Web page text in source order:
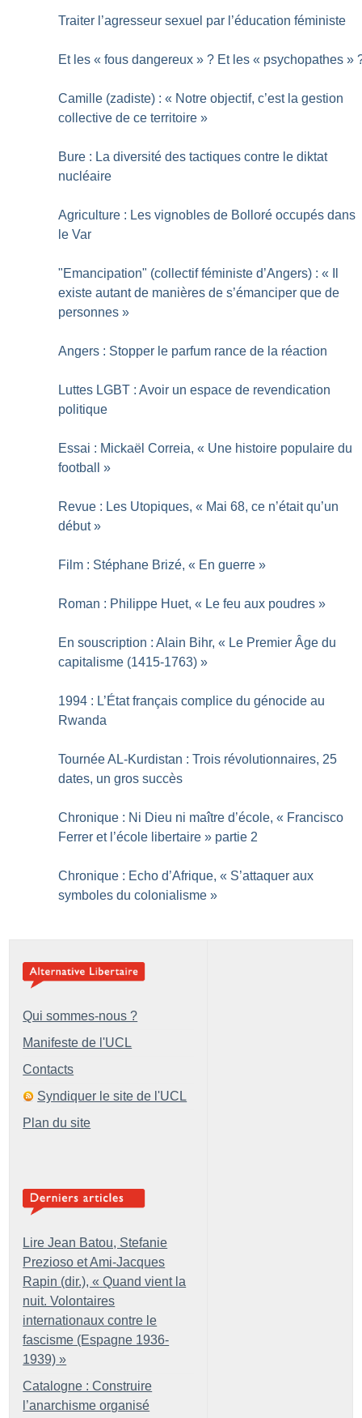
Traiter l’agresseur sexuel par l’éducation féministe
Et les « fous dangereux » ? Et les « psychopathes »
Camille (zadiste) : « Notre objectif, c’est la gestion
collective de ce territoire »
Bure : La diversité des tactiques contre le diktat
nucléaire
Agriculture : Les vignobles de Bolloré occupés dans
le Var
"Emancipation" (collectif féministe d’Angers) : «
existe autant de manières de s’émanciper que de
personnes »
Angers : Stopper le parfum rance de la réaction
Luttes LGBT : Avoir un espace de revendication
politique
Essai : Mickaël Correia, « Une histoire populaire du
football
»
Revue : Les Utopiques, « Mai 68, ce n’était qu’un
début »
Film : Stéphane Brizé, « En guerre »
Roman : Philippe Huet, « Le feu aux poudres »
En souscription : Alain Bihr, « Le Premier Âge du
capitalisme (1415-1763) »
1994 : L’État français complice du génocide au
Rwanda
Tournée AL-Kurdistan : Trois révolutionnaires, 25
dates, un gros succès
Chronique : Ni Dieu ni maître d’école, « Francisco
Ferrer et l’école libertaire » partie 2
Chronique : Echo d’Afrique, « S’attaquer aux
symboles du colonialisme »
Qui sommes-nous ?
Manifeste de l'UCL
Contacts
Syndiquer le site de l'UCL
Plan du site
Lire Jean Batou, Stefanie
Prezioso et Ami-Jacques
Rapin (dir.), « Quand vient la
nuit. Volontaires
internationaux contre le
fascisme (Espagne 1936-
1939) »
Catalogne : Construire
l’anarchisme organisé